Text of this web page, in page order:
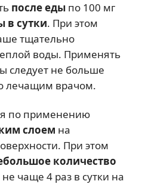
после еды по 100 мг
в сутки. При этом
тщательно
воды. Применять
следует не больше
лечащим врачом.
по применению
слоем на
При этом
количество
чаще 4 раз в сутки на